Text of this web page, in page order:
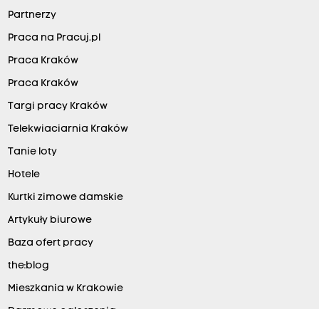
Partnerzy
Praca na Pracuj.pl
Praca Kraków
Praca Kraków
Targi pracy Kraków
Telekwiaciarnia Kraków
Tanie loty
Hotele
Kurtki zimowe damskie
Artykuły biurowe
Baza ofert pracy
the:blog
Mieszkania w Krakowie